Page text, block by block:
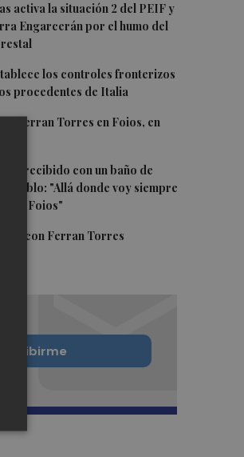
activa la situación 2 del PEIF y
Engarcerán por el humo del
los controles fronterizos
procedentes de Italia
a Ferran Torres en Foios, en
recibido con un baño de
pueblo: "Allá donde voy siempre
de Foios"
con Ferran Torres